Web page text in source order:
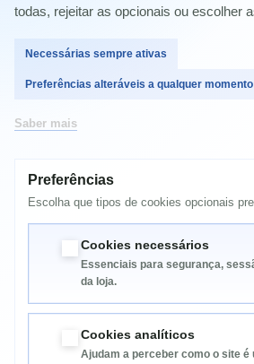
FS C5350DNF
FS-C5300DNF
FS-C5350DN
todas, rejeitar as opcionais ou escolher
Necessárias sempre ativas
Preferências alteráveis a qualquer momento
Saber mais
Preferências
Escolha que tipos de cookies opcionais
Cookies necessários
Essenciais para segurança,
da loja.
Cookies analíticos
Ajudam a perceber como o site é